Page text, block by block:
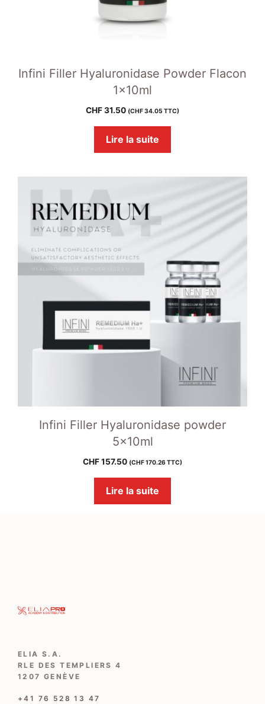
Infini Filler Hyaluronidase Powder Flacon
1x10ml
CHF31.50 (CHF34.05 TTC)
Lire la suite
Infini Filler Hyaluronidase powder
5x10ml
CHF157.50 (CHF170.26TTC)
Lire la suite
ELIA S.A.
RLE DES TEMPLIERS 4
1207 GENÈVE
‭+41 76 528 13 47‬